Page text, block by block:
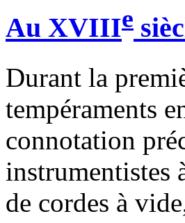
Au XVIIIe
Durant la
tempéraments
connotation
instrumentistes
de cordes à